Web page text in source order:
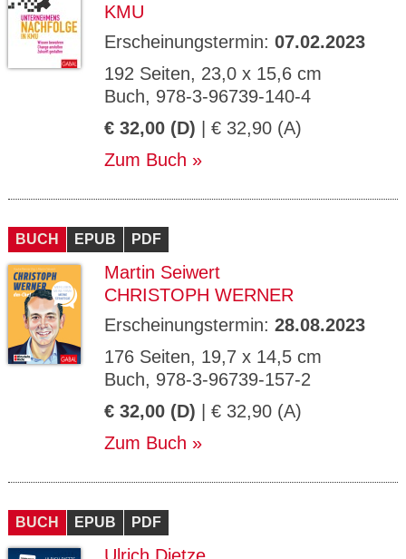
KMU
Erscheinungstermin: 07.02.2023
192 Seiten, 23,0 x 15,6 cm
Buch, 978-3-96739-140-4
€ 32,00 (D) | € 32,90 (A)
Zum Buch
BUCH EPUB PDF
Martin Seiwert
CHRISTOPH WERNER
Erscheinungstermin: 28.08.2023
176 Seiten, 19,7 x 14,5 cm
Buch, 978-3-96739-157-2
€ 32,00 (D) | € 32,90 (A)
Zum Buch
BUCH EPUB PDF